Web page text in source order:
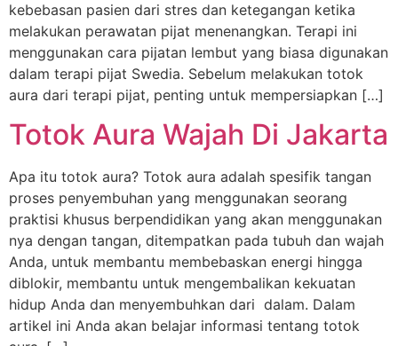
kebebasan pasien dari stres dan ketegangan ketika
melakukan perawatan pijat menenangkan. Terapi ini
menggunakan cara pijatan lembut yang biasa digunakan
dalam terapi pijat Swedia. Sebelum melakukan totok
aura dari terapi pijat, penting untuk mempersiapkan […]
Totok Aura Wajah Di Jakarta
Apa itu totok aura? Totok aura adalah spesifik tangan
proses penyembuhan yang menggunakan seorang
praktisi khusus berpendidikan yang akan menggunakan
nya dengan tangan, ditempatkan pada tubuh dan wajah
Anda, untuk membantu membebaskan energi hingga
diblokir, membantu untuk mengembalikan kekuatan
hidup Anda dan menyembuhkan dari dalam. Dalam
artikel ini Anda akan belajar informasi tentang totok